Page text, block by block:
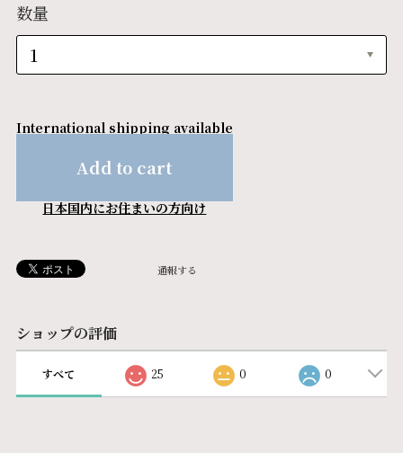
数量
International shipping available
Add to cart
日本国内にお住まいの方向け
通報する
ショップの評価
すべて 25 0 0